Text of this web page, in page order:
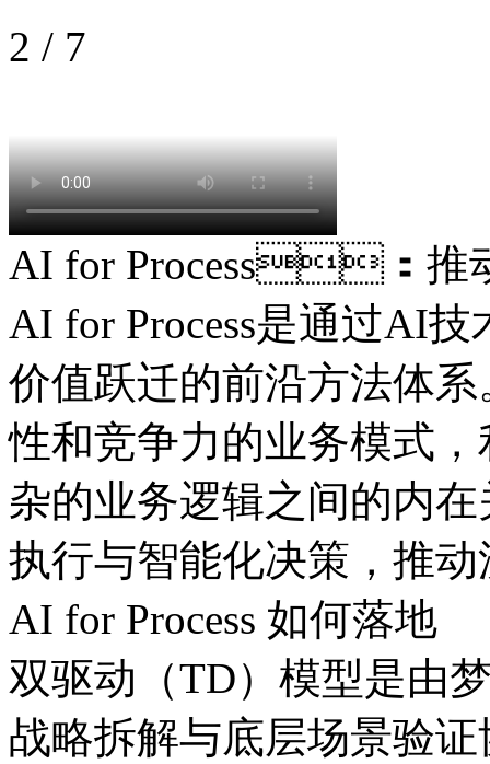
2 / 7
AI for Process：推
AI for Process是通过AI技
价值跃迁的前沿方法体
性和竞争力的业务模式
杂的业务逻辑之间的内在
执行与智能化决策，
AI for Process 如何落地
双驱动（TD）模型是由梦
战略拆解与底层场景验证